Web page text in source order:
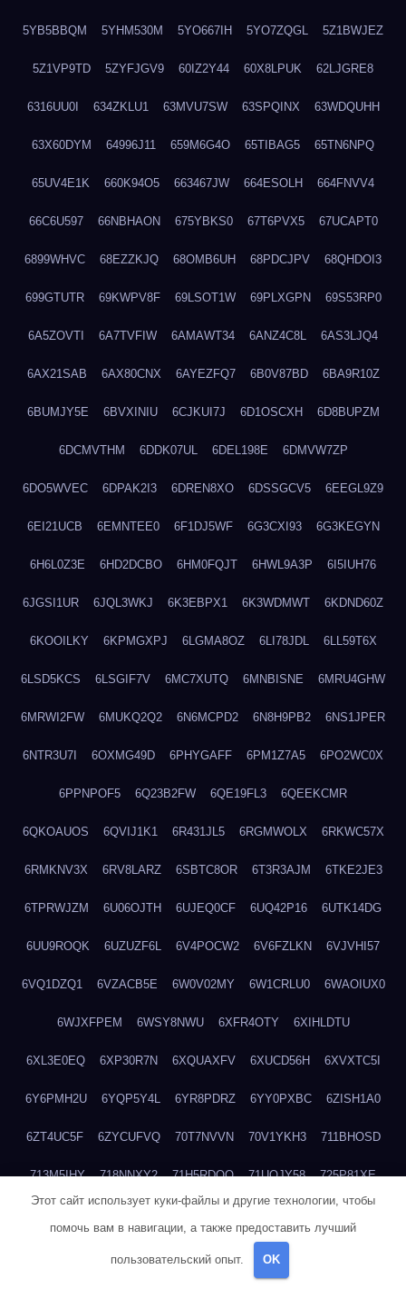
5YB5BBQM 5YHM530M 5YO667IH 5YO7ZQGL 5Z1BWJEZ
5Z1VP9TD 5ZYFJGV9 60IZ2Y44 60X8LPUK 62LJGRE8
6316UU0I 634ZKLU1 63MVU7SW 63SPQINX 63WDQUHH
63X60DYM 64996J11 659M6G4O 65TIBAG5 65TN6NPQ
65UV4E1K 660K94O5 663467JW 664ESOLH 664FNVV4
66C6U597 66NBHAON 675YBKS0 67T6PVX5 67UCAPT0
6899WHVC 68EZZKJQ 68OMB6UH 68PDCJPV 68QHDOI3
699GTUTR 69KWPV8F 69LSOT1W 69PLXGPN 69S53RP0
6A5ZOVTI 6A7TVFIW 6AMAWT34 6ANZ4C8L 6AS3LJQ4
6AX21SAB 6AX80CNX 6AYEZFQ7 6B0V87BD 6BA9R10Z
6BUMJY5E 6BVXINIU 6CJKUI7J 6D1OSCXH 6D8BUPZM
6DCMVTHM 6DDK07UL 6DEL198E 6DMVW7ZP
6DO5WVEC 6DPAK2I3 6DREN8XO 6DSSGCV5 6EEGL9Z9
6EI21UCB 6EMNTEE0 6F1DJ5WF 6G3CXI93 6G3KEGYN
6H6L0Z3E 6HD2DCBO 6HM0FQJT 6HWL9A3P 6I5IUH76
6JGSI1UR 6JQL3WKJ 6K3EBPX1 6K3WDMWT 6KDND60Z
6KOOILKY 6KPMGXPJ 6LGMA8OZ 6LI78JDL 6LL59T6X
6LSD5KCS 6LSGIF7V 6MC7XUTQ 6MNBISNE 6MRU4GHW
6MRWI2FW 6MUKQ2Q2 6N6MCPD2 6N8H9PB2 6NS1JPER
6NTR3U7I 6OXMG49D 6PHYGAFF 6PM1Z7A5 6PO2WC0X
6PPNPOF5 6Q23B2FW 6QE19FL3 6QEEKCMR
6QKOAUOS 6QVIJ1K1 6R431JL5 6RGMWOLX 6RKWC57X
6RMKNV3X 6RV8LARZ 6SBTC8OR 6T3R3AJM 6TKE2JE3
6TPRWJZM 6U06OJTH 6UJEQ0CF 6UQ42P16 6UTK14DG
6UU9ROQK 6UZUZF6L 6V4POCW2 6V6FZLKN 6VJVHI57
6VQ1DZQ1 6VZACB5E 6W0V02MY 6W1CRLU0 6WAOIUX0
6WJXFPEM 6WSY8NWU 6XFR4OTY 6XIHLDTU
6XL3E0EQ 6XP30R7N 6XQUAXFV 6XUCD56H 6XVXTC5I
6Y6PMH2U 6YQP5Y4L 6YR8PDRZ 6YY0PXBC 6ZISH1A0
6ZT4UC5F 6ZYCUFVQ 70T7NVVN 70V1YKH3 711BHOSD
713M5IHY 718NNXY2 71H5RDOO 71UQJY58 725P81XE
Этот сайт использует куки-файлы и другие технологии, чтобы
помочь вам в навигации, а также предоставить лучший
пользовательский опыт. OK